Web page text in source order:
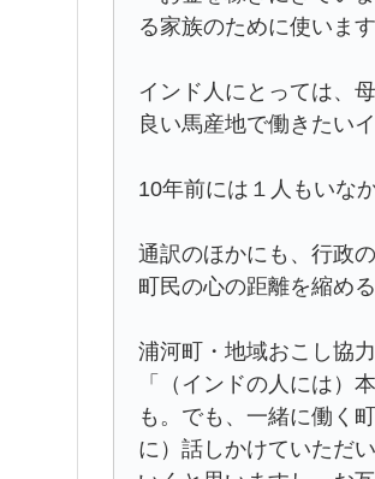
る家族のために使います
インド人にとっては、
良い馬産地で働きたい
10年前には１人もいな
通訳のほかにも、行政
町民の心の距離を縮め
浦河町・地域おこし協
「（インドの人には）
も。でも、一緒に働く
に）話しかけていただ